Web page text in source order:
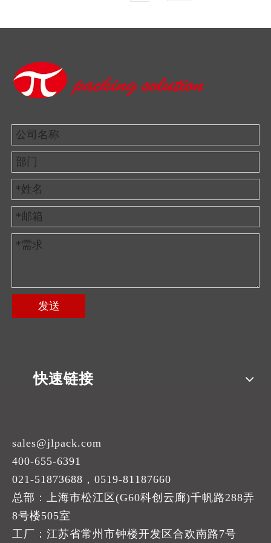
发送
快速链接
sales@jlpack.com
400-655-6391
021-51873688，0519-81187660
总部：上海市松江区(G60科创云廊)千帆路288弄
8号楼505室
工厂：江苏省常州市钟楼开发区合欢南路7号